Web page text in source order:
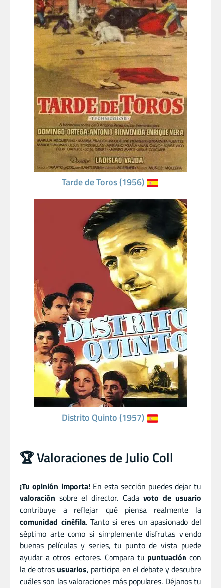
Tarde de Toros (1956)
Distrito Quinto (1957)
🏆 Valoraciones de Julio Coll
¡Tu opinión importa!En esta sección puedes dejar tu
valoración sobre el director. Cada voto de usuario
contribuye a reflejar qué piensa realmente la
comunidad cinéfila. Tanto si eres un apasionado del
séptimo arte como si simplemente disfrutas viendo
buenas películas y series, tu punto de vista puede
ayudar a otros lectores. Compara tu puntuación con
la de otros usuarios, participa en el debate y descubre
cuáles son las valoraciones más populares. Déjanos tu